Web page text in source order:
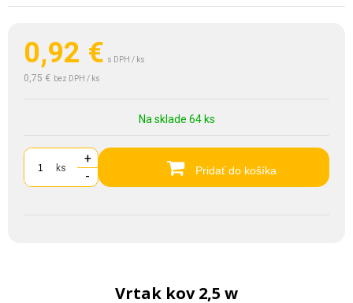
0,92 € s DPH / ks
0,75 € bez DPH / ks
Na sklade 64 ks
ks
+
-
Pridať do košíka
Vrtak kov 2,5 w